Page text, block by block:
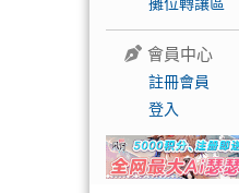
會員中心
註冊會員
登入